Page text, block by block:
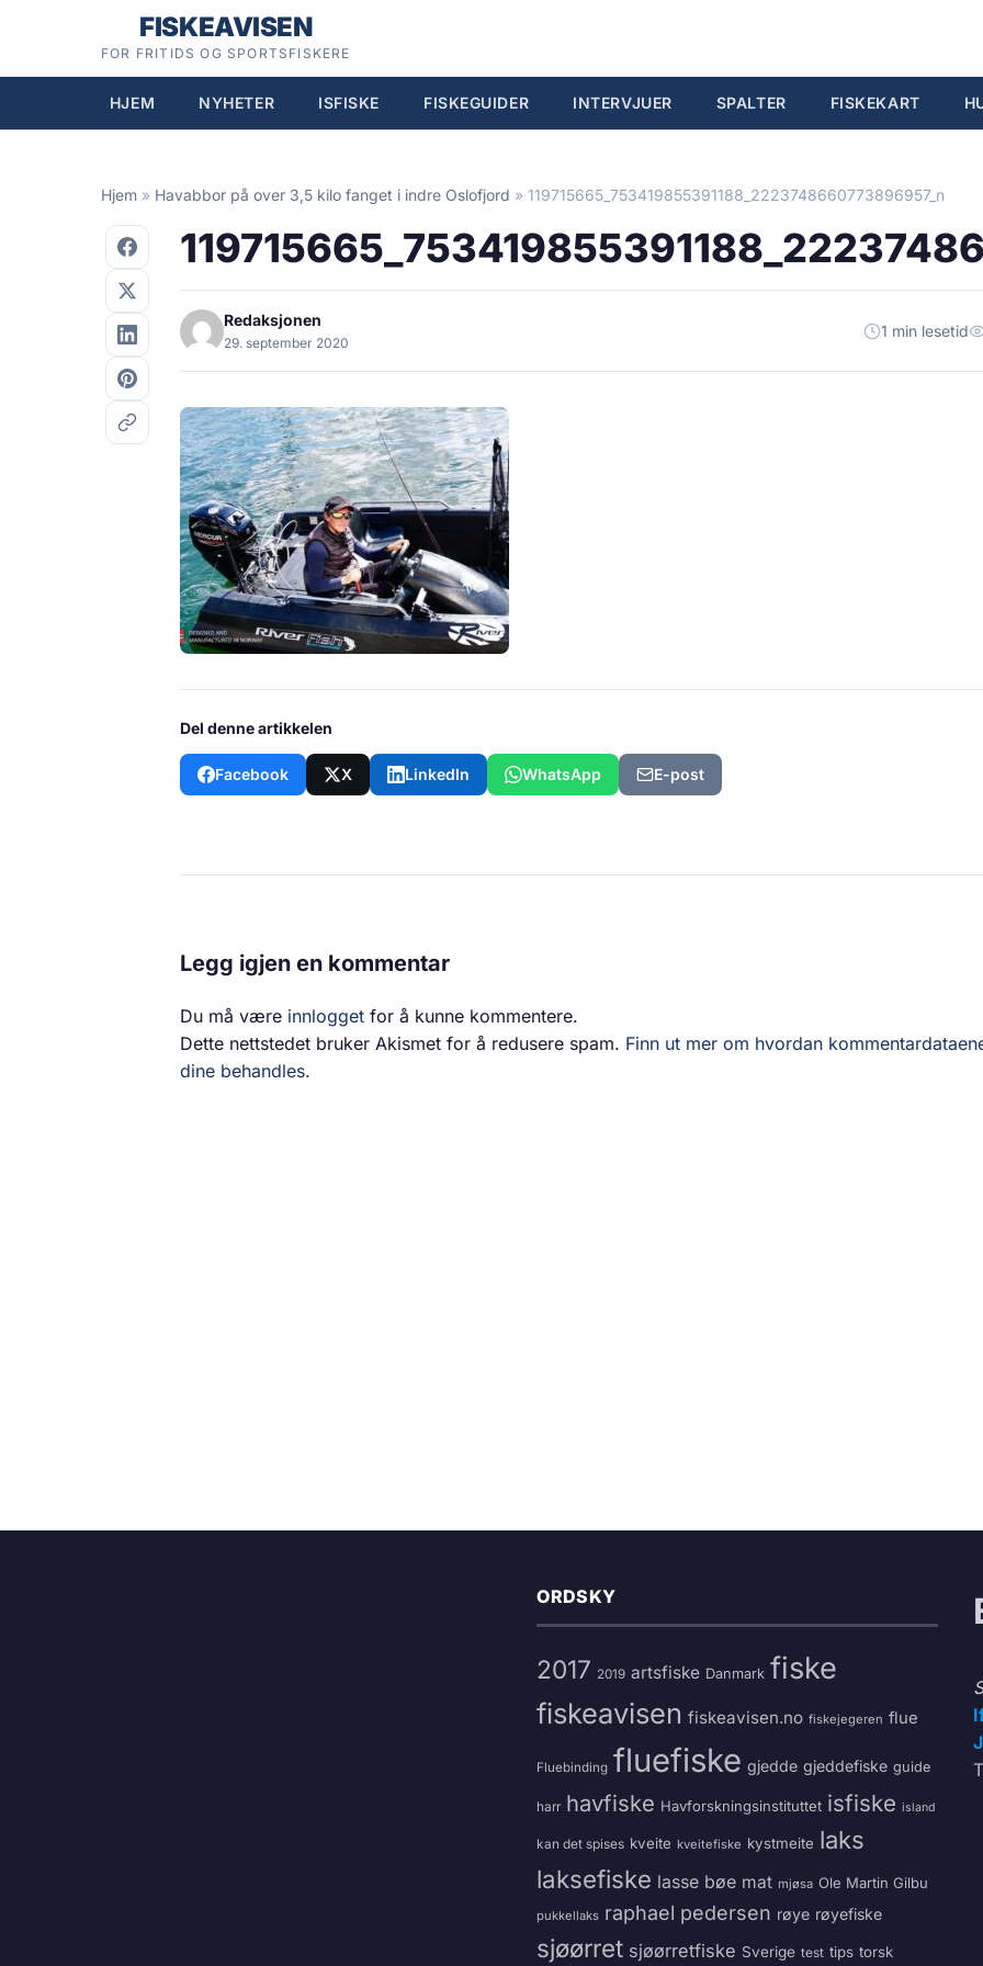
FISKEAVISEN
FOR FRITIDS OG SPORTSFISKERE
HJEM NYHETER ISFISKE FISKEGUIDER INTERVJUER SPALTER FISKEKART
Hjem » Havabbor på over 3,5 kilo fanget i indre Oslofjord » 119715665_753419855391188_2223748660773896957_n
Redaksjonen
29. september 2020
1 min lesetid
Del denne artikkelen
Facebook X LinkedIn WhatsApp E-post
Legg igjen en kommentar
Du må være innlogget for å kunne kommentere.
Dette nettstedet bruker Akismet for å redusere spam. Finn ut mer om hvordan
dine behandles.
ORDSKY
2017 2019 artsfiske Danmark fiske
fiskeavisen fiskeavisen.no fiskejegeren flue
Fluebinding fluefiske gjedde gjeddefiske guide
harr havfiske Havforskningsinstituttet isfiske island
kan det spises kveite kveitefiske kystmeite laks
laksefiske lasse bøe mat mjøsa Ole Martin Gilbu
pukkellaks raphael pedersen røye røyefiske
sjøørret sjøørretfiske Sverige test tips torsk